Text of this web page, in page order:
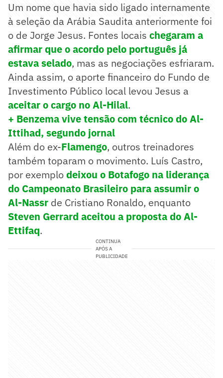
Um nome que havia sido ligado internamente
à seleção da Arábia Saudita anteriormente foi
o de Jorge Jesus. Fontes locais chegaram a
afirmar que o acordo pelo português já
estava selado, mas as negociações esfriaram.
Ainda assim, o aporte financeiro do Fundo de
Investimento Público local levou Jesus a
aceitar o cargo no Al-Hilal.
+ Benzema vive tensão com técnico do Al-
Ittihad, segundo jornal
Além do ex-Flamengo, outros treinadores
também toparam o movimento. Luís Castro,
por exemplodeixou o Botafogo na liderança
do Campeonato Brasileiro para assumir o
Al-Nassr de Cristiano Ronaldo, enquanto
Steven Gerrard aceitou a proposta do Al-
Ettifaq.
CONTINUA
APÓS A
PUBLICIDADE